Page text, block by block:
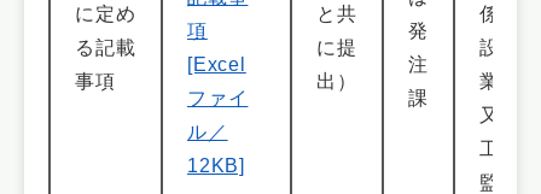
に定め
る記載
事項
項
[Excel
ファイ
ル／
12KB]
と共
に提
出）
発
注
課
係る
設計
業務
又は
工事
監理